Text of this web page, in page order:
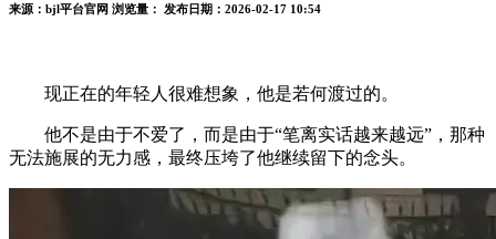
来源：bjl平台官网 浏览量： 发布日期：2026-02-17 10:54
现正在的年轻人很难想象，他是若何渡过的。
他不是由于不爱了，而是由于“笔离实话越来越远”，那种
无法施展的无力感，最终压垮了他继续留下的念头。